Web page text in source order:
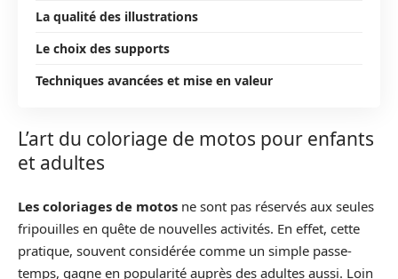
La qualité des illustrations
Le choix des supports
Techniques avancées et mise en valeur
L’art du coloriage de motos pour enfants
et adultes
Les coloriages de motos ne sont pas réservés aux seules
fripouilles en quête de nouvelles activités. En effet, cette
pratique, souvent considérée comme un simple passe-
temps, gagne en popularité auprès des adultes aussi. Loin